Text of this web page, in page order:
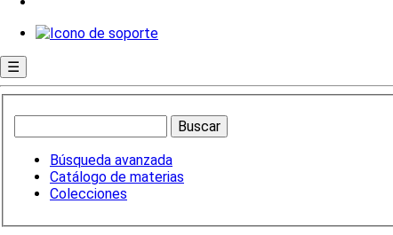
☰
Búsqueda avanzada
Catálogo de materias
Colecciones